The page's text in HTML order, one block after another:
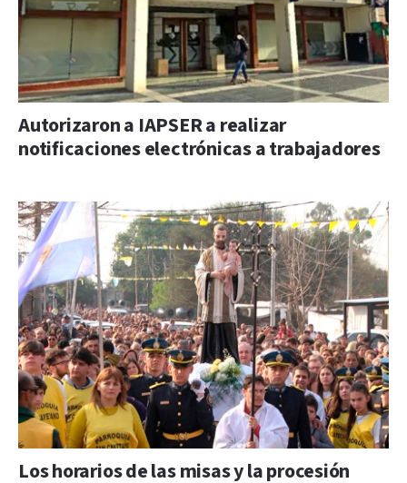
Autorizaron a IAPSER a realizar
notificaciones electrónicas a trabajadores
Los horarios de las misas y la procesión